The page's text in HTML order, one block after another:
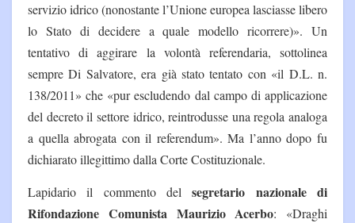
servizio idrico (nonostante l’Unione europea lasciasse libero
lo Stato di decidere a quale modello ricorrere)». Un
tentativo di aggirare la volontà referendaria, sottolinea
sempre Di Salvatore, era già stato tentato con «il D.L. n.
138/2011» che «pur escludendo dal campo di applicazione
del decreto il settore idrico, reintrodusse una regola analoga
a quella abrogata con il referendum». Ma l’anno dopo fu
dichiarato illegittimo dalla Corte Costituzionale.
Lapidario il commento delsegretario nazionale di
Rifondazione Comunista Maurizio Acerbo: «Draghi